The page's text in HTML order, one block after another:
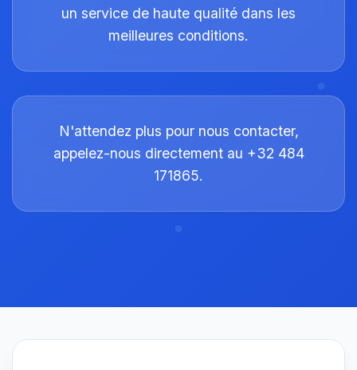
un service de haute qualité dans les
meilleures conditions.
N'attendez plus pour nous contacter,
appelez-nous directement au +32 484
171865.